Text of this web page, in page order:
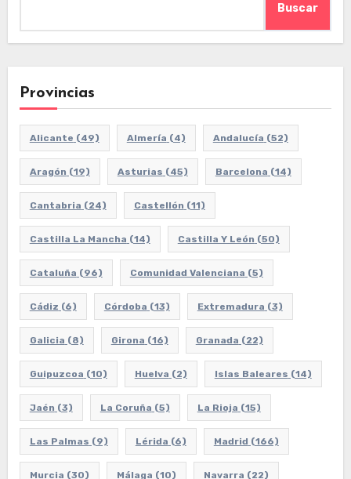
Buscar
Provincias
Alicante (49) Almería (4) Andalucía (52)
Aragón (19) Asturias (45) Barcelona (14)
Cantabria (24) Castellón (11)
Castilla La Mancha (14) Castilla Y León (50)
Cataluña (96) Comunidad Valenciana (5)
Cádiz (6) Córdoba (13) Extremadura (3)
Galicia (8) Girona (16) Granada (22)
Guipuzcoa (10) Huelva (2) Islas Baleares (14)
Jaén (3) La Coruña (5) La Rioja (15)
Las Palmas (9) Lérida (6) Madrid (166)
Murcia (30) Málaga (10) Navarra (22)